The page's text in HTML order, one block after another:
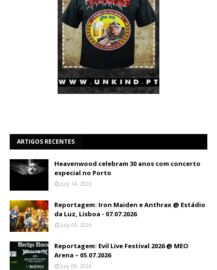
ARTIGOS RECENTES
Heavenwood celebram 30 anos com concerto
especial no Porto
July 14, 2026
Reportagem: Iron Maiden e Anthrax @ Estádio
da Luz, Lisboa - 07.07.2026
July 09, 2026
Reportagem: Evil Live Festival 2026 @ MEO
Arena – 05.07.2026
July 09, 2026